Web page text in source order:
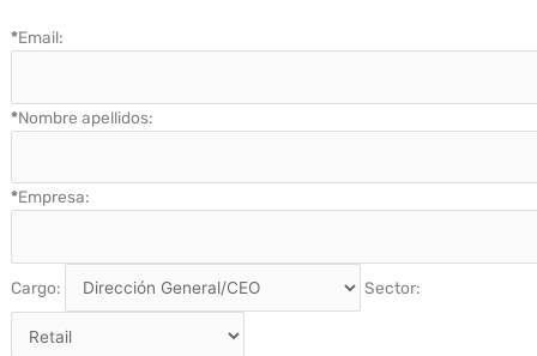
*Email:
*Nombre apellidos:
*Empresa:
Cargo: Sector: